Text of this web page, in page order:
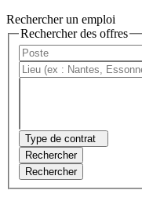
Rechercher un emploi
Rechercher des offres
Type de contrat
Rechercher
Rechercher